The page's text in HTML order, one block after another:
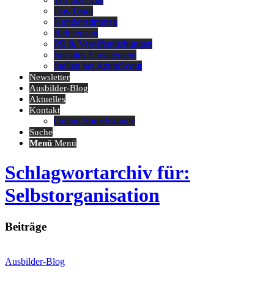
Das Team
Kundenstimmen
Referenzen
PR & Veröffentlichungen
Soziales Engagement
Stellen bei AzubiScout
Newsletter
Ausbilder-Blog
Aktuelles
Kontakt
Online-Sprechstunde
Suche
Menü Menü
Schlagwortarchiv für:
Selbstorganisation
Beiträge
Ausbilder-Blog